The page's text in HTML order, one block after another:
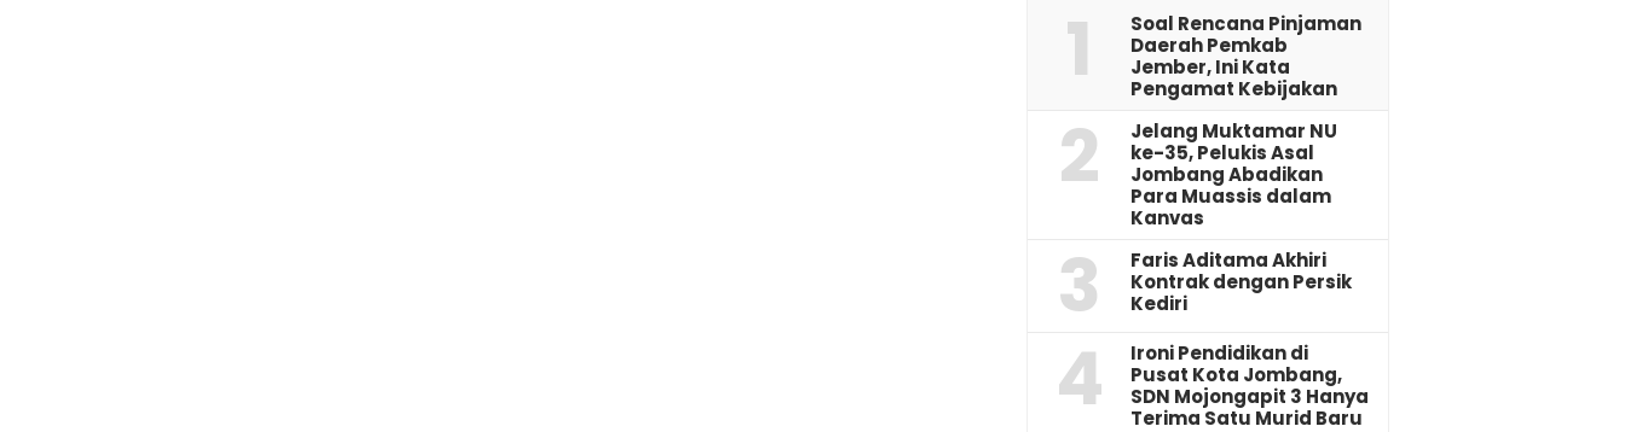
1
‎Soal Rencana Pinjaman
Daerah Pemkab
Jember, Ini Kata
Pengamat Kebijakan ‎
2
Jelang Muktamar NU
ke-35, Pelukis Asal
Jombang Abadikan
Para Muassis dalam
Kanvas
3
Faris Aditama Akhiri
Kontrak dengan Persik
Kediri
4
Ironi Pendidikan di
Pusat Kota Jombang,
SDN Mojongapit 3 Hanya
Terima Satu Murid Baru